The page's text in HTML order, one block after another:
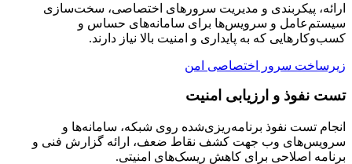
ارائه، پیکربندی و مدیریت سرورهای اختصاصی، سخت‌سازی
سیستم‌عامل و سرویس‌ها برای سامانه‌های حساس و
کسب‌وکارهایی که به پایداری و امنیت بالا نیاز دارند.
زیرساخت سرور اختصاصی امن
تست نفوذ و ارزیابی امنیت
انجام تست نفوذ برنامه‌ریزی‌شده روی شبکه، سامانه‌ها و
سرویس‌های وب جهت کشف نقاط ضعف، ارائه گزارش فنی و
برنامه اصلاحی برای کاهش ریسک‌های امنیتی.